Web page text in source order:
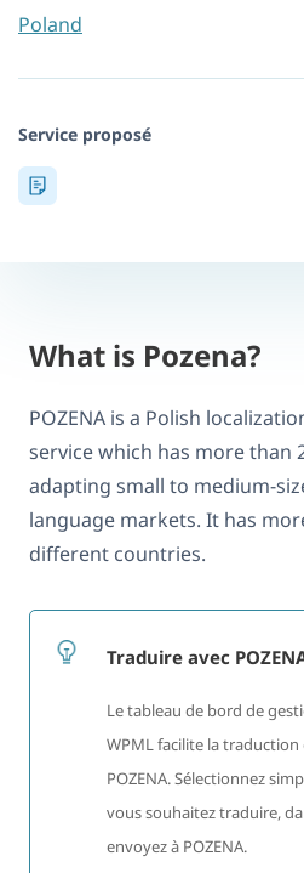
Poland
Service proposé
What is Pozena?
POZENA is a Polish
service which has more than
adapting small to medium-
language markets. It has
different countries.
Traduire avec
Le tableau de bord de
WPML facilite la
POZENA. Sélectionnez
vous souhaitez traduire,
envoyez à POZENA.